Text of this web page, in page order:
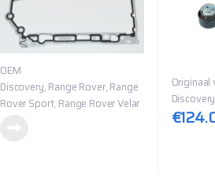
OEM
Discovery, Range Rover, Range
Rover Sport, Range Rover Velar
€